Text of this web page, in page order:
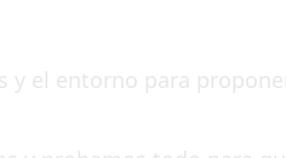
y el entorno para